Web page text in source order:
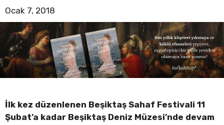
Ocak 7, 2018
İlk kez düzenlenen Beşiktaş Sahaf Festivali 11
Şubat’a kadar Beşiktaş Deniz Müzesi’nde devam